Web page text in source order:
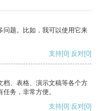
问题。比如，我可以使用它来
支持[0] 反对[0]
档、表格、演示文稿等各个方
务，非常方便。
支持[0] 反对[0]